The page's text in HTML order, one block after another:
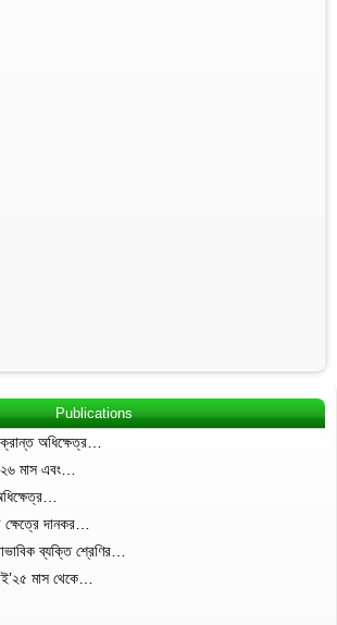
Publications
অধিক্ষেত্র…
মাস এবং…
দানকর…
ব্যক্তি শ্রেণির…
মাস থেকে…